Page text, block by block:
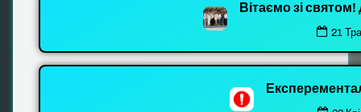
Вітаємо зі
21